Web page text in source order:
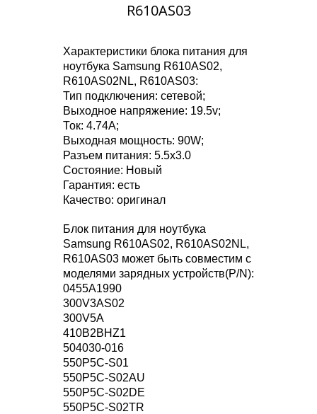
R610AS03
Характеристики блока питания для
ноутбука Samsung R610AS02,
R610AS02NL, R610AS03:
Тип подключения: сетевой;
Выходное напряжение: 19.5v;
Ток: 4.74A;
Выходная мощность: 90W;
Разъем питания: 5.5x3.0
Состояние: Новый
Гарантия: есть
Качество: оригинал
Блок питания для ноутбука
Samsung R610AS02, R610AS02NL,
R610AS03 может быть совместим с
моделями зарядных устройств(P/N):
0455A1990
300V3AS02
300V5A
410B2BHZ1
504030-016
550P5C-S01
550P5C-S02AU
550P5C-S02DE
550P5C-S02TR